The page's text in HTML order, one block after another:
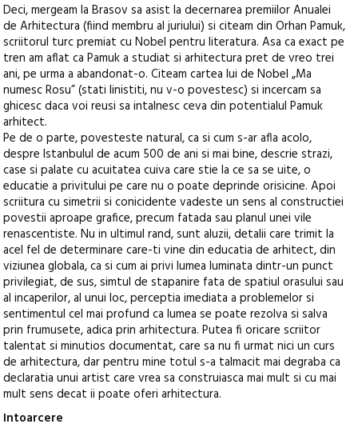
Deci, mergeam la Brasov sa asist la decernarea premiilor Anualei
de Arhitectura (fiind membru al juriului) si citeam din Orhan Pamuk,
scriitorul turc premiat cu Nobel pentru literatura. Asa ca exact pe
tren am aflat ca Pamuk a studiat si arhitectura pret de vreo trei
ani, pe urma a abandonat-o. Citeam cartea lui de Nobel „Ma
numesc Rosu” (stati linistiti, nu v-o povestesc) si incercam sa
ghicesc daca voi reusi sa intalnesc ceva din potentialul Pamuk
arhitect.
Pe de o parte, povesteste natural, ca si cum s-ar afla acolo,
despre Istanbulul de acum 500 de ani si mai bine, descrie strazi,
case si palate cu acuitatea cuiva care stie la ce sa se uite, o
educatie a privitului pe care nu o poate deprinde orisicine. Apoi
scriitura cu simetrii si conicidente vadeste un sens al constructiei
povestii aproape grafice, precum fatada sau planul unei vile
renascentiste. Nu in ultimul rand, sunt aluzii, detalii care trimit la
acel fel de determinare care-ti vine din educatia de arhitect, din
viziunea globala, ca si cum ai privi lumea luminata dintr-un punct
privilegiat, de sus, simtul de stapanire fata de spatiul orasului sau
al incaperilor, al unui loc, perceptia imediata a problemelor si
sentimentul cel mai profund ca lumea se poate rezolva si salva
prin frumusete, adica prin arhitectura. Putea fi oricare scriitor
talentat si minutios documentat, care sa nu fi urmat nici un curs
de arhitectura, dar pentru mine totul s-a talmacit mai degraba ca
declaratia unui artist care vrea sa construiasca mai mult si cu mai
mult sens decat ii poate oferi arhitectura.
Intoarcere